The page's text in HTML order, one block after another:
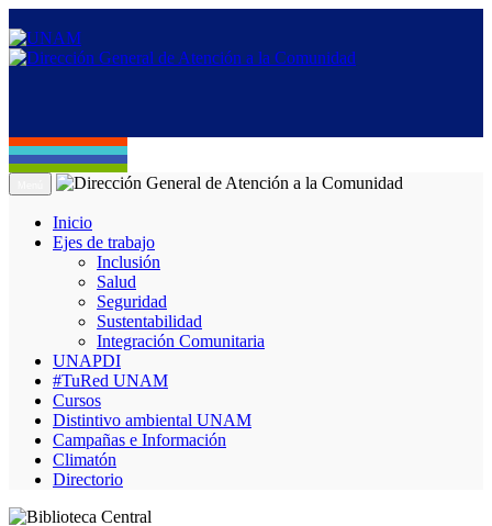
Inicio
Ejes de trabajo
Inclusión
Salud
Seguridad
Sustentabilidad
Integración Comunitaria
UNAPDI
#TuRed UNAM
Cursos
Distintivo ambiental UNAM
Campañas e Información
Climatón
Directorio